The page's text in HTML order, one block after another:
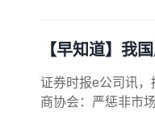
【早知道】我
证券时报e公司讯
商协会：严惩非市